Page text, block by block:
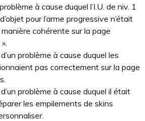
à cause duquel l’I.U. de niv. 1
pour l’arme progressive n’était
cohérente sur la page
problème à cause duquel les
pas correctement sur la page
problème à cause duquel il était
les empilements de skins